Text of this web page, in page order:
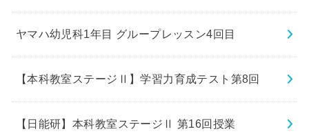
ヤマハ幼児科1年目 グループレッスン4回目
【本科教室ステージⅡ】学習力育成テスト第8回
【日能研】本科教室ステージⅡ 第16回授業